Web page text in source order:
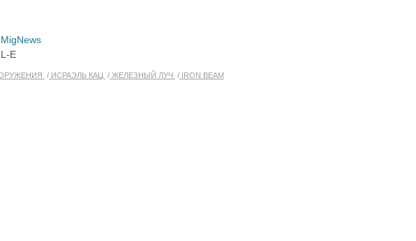
MigNews
E
ИСРАЭЛЬ КАЦ ЖЕЛЕЗНЫЙ ЛУЧ IRON BEAM